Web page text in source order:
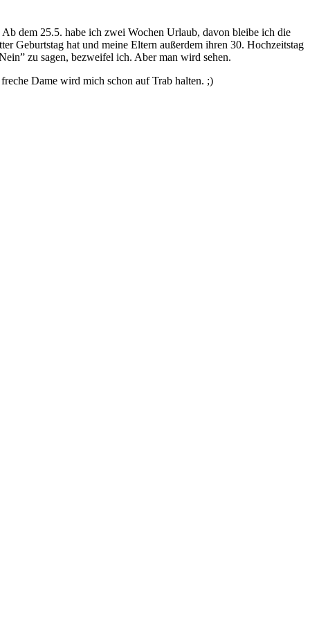
dem 25.5. habe ich zwei Wochen Urlaub, davon bleibe ich die
Geburtstag hat und meine Eltern außerdem ihren 30. Hochzeitstag
zu sagen, bezweifel ich. Aber man wird sehen.
Dame wird mich schon auf Trab halten. ;)